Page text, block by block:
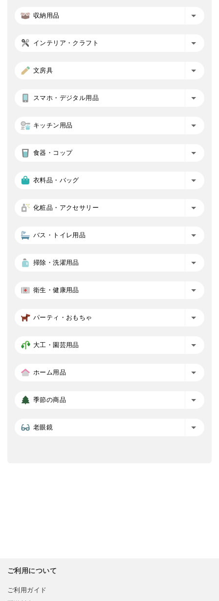
収納用品
インテリア・クラフト
文房具
スマホ・デジタル用品
キッチン用品
食器・コップ
衣料品・バッグ
化粧品・アクセサリー
バス・トイレ用品
掃除・洗濯用品
衛生・健康用品
パーティ・おもちゃ
大工・園芸用品
ホーム用品
季節の商品
老眼鏡
ご利用について
ご利用ガイド